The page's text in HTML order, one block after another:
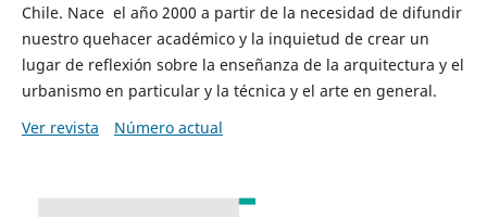
Chile. Nace el año 2000 a partir de la necesidad de difundir
nuestro quehacer académico y la inquietud de crear un
lugar de reflexión sobre la enseñanza de la arquitectura y el
urbanismo en particular y la técnica y el arte en general.
Ver revista
Número actual